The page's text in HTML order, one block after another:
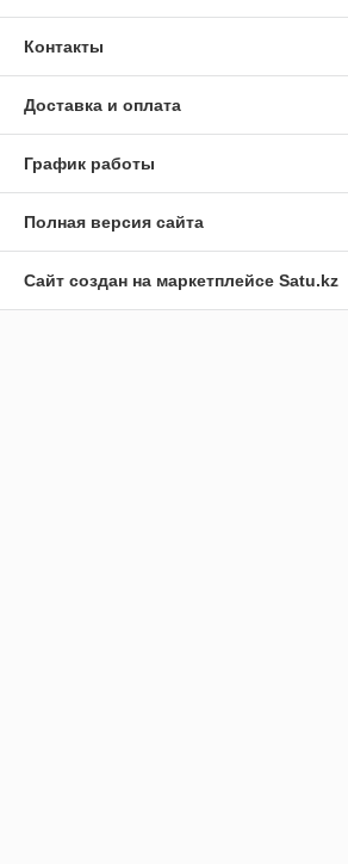
Контакты
Доставка и оплата
График работы
Полная версия сайта
Сайт создан на маркетплейсе Satu.kz